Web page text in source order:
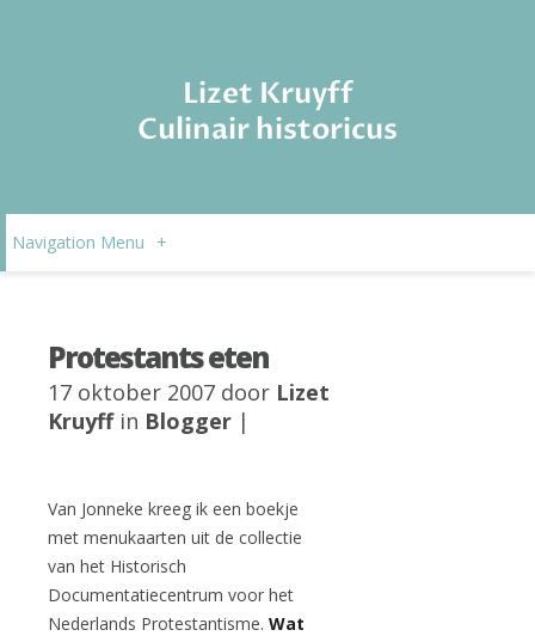
Lizet Kruyff
Culinair historicus
Navigation Menu +
Protestants eten
17 oktober 2007 door Lizet
Kruyffin Blogger |
Van Jonneke kreeg ik een boekje
met menukaarten uit de collectie
van het Historisch
Documentatiecentrum voor het
Nederlands Protestantisme. Wat